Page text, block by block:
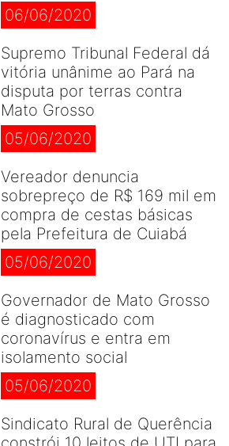
06/06/2020
Supremo Tribunal Federal dá
vitória unânime ao Pará na
disputa por terras contra
Mato Grosso
05/06/2020
Vereador denuncia
sobrepreço de R$ 169 mil em
compra de cestas básicas
pela Prefeitura de Cuiabá
05/06/2020
Governador de Mato Grosso
é diagnosticado com
coronavírus e entra em
isolamento social
05/06/2020
Sindicato Rural de Querência